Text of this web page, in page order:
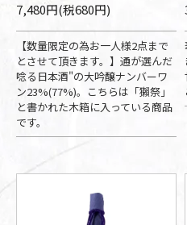
7,480円(税680円)
【数量限定の為お一人様2点まで
とさせて頂きます。】通が選んだ
唸る日本酒"の大吟醸ナンバーワ
ン23%(77%)。こちらは「獺祭」
と書かれた木箱に入っている商品
です。